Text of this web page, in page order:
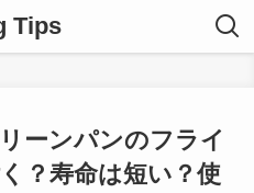
Tips
ーンパンのフライ
？寿命は短い？使